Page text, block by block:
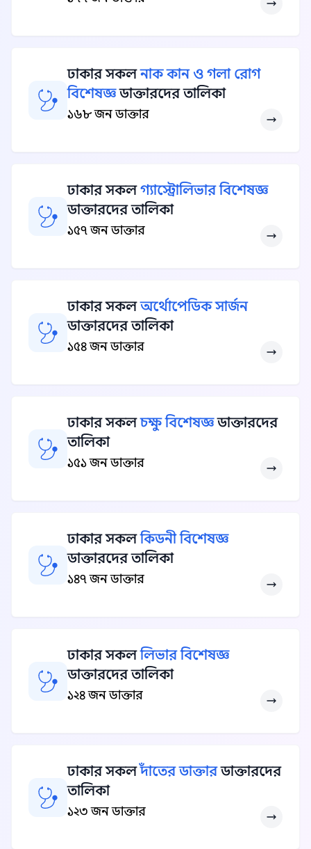
ঢাকার সকলনাক কান ও গলা রোগ
বিশেষজ্ঞডাক্তারদের তালিকা
১৬৮ জন ডাক্তার
ঢাকার সকলগ্যাস্ট্রোলিভার বিশেষজ্ঞ
ডাক্তারদের তালিকা
১৫৭ জন ডাক্তার
ঢাকার সকলঅর্থোপেডিক সার্জন
ডাক্তারদের তালিকা
১৫৪ জন ডাক্তার
ঢাকার সকলচক্ষু বিশেষজ্ঞডাক্তারদের
তালিকা
১৫১ জন ডাক্তার
ঢাকার সকলকিডনী বিশেষজ্ঞ
ডাক্তারদের তালিকা
১৪৭ জন ডাক্তার
ঢাকার সকললিভার বিশেষজ্ঞ
ডাক্তারদের তালিকা
১২৪ জন ডাক্তার
ঢাকার সকলদাঁতের ডাক্তারডাক্তারদের
তালিকা
১২৩ জন ডাক্তার